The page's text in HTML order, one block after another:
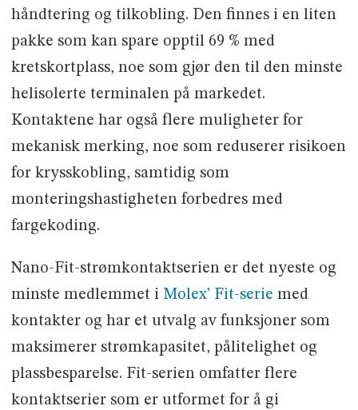
håndtering og tilkobling. Den finnes i en liten
pakke som kan spare opptil 69 % med
kretskortplass, noe som gjør den til den minste
helisolerte terminalen på markedet.
Kontaktene har også flere muligheter for
mekanisk merking, noe som reduserer risikoen
for krysskobling, samtidig som
monteringshastigheten forbedres med
fargekoding.
Nano-Fit-strømkontaktserien er det nyeste og
minste medlemmet i Molex’ Fit-serie med
kontakter og har et utvalg av funksjoner som
maksimerer strømkapasitet, pålitelighet og
plassbesparelse. Fit-serien omfatter flere
kontaktserier som er utformet for å gi